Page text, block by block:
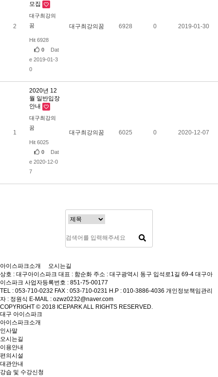
2
모집
대구최강의
꿈
Hit 6928
0
Dat
e 2019-01-3
0
대구최강의꿈 6928 0 2019-01-30
1
2020년 12
월 일반입장
안내
대구최강의
꿈
Hit 6025
0
Dat
e 2020-12-0
7
대구최강의꿈 6025 0 2020-12-07
아이스파크소개
오시는길
상호 : 대구아이스파크 대표 : 함순화 주소 : 대구광역시 동구 입석로1길 69-4 대구아
이스파크 사업자등록번호 : 851-75-00177
TEL : 053-710-0232 FAX : 053-710-0231 H.P : 010-3886-4036 개인정보책임관리
자 : 정원식 E-MAIL : ozwz0232@naver.com
COPYRIGHT © 2018 ICEPARK ALL RIGHTS RESERVED.
대구 아이스파크
아이스파크소개
인사말
오시는길
이용안내
편의시설
대관안내
강습 및 수강신청